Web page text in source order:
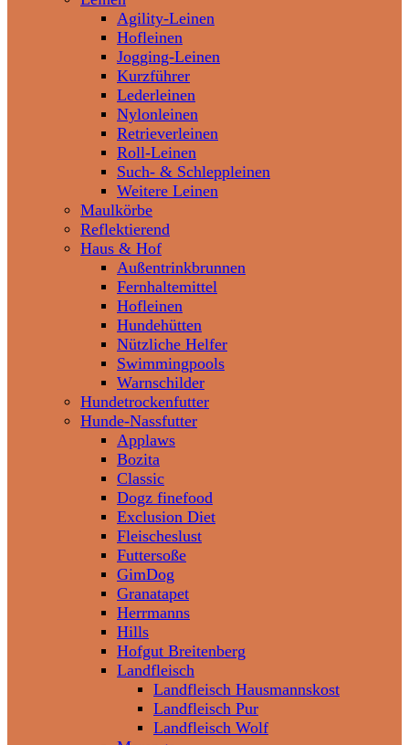
Agility-Leinen
Hofleinen
Jogging-Leinen
Kurzführer
Lederleinen
Nylonleinen
Retrieverleinen
Roll-Leinen
Such- & Schleppleinen
Weitere Leinen
Maulkörbe
Reflektierend
Haus & Hof
Außentrinkbrunnen
Fernhaltemittel
Hofleinen
Hundehütten
Nützliche Helfer
Swimmingpools
Warnschilder
Hundetrockenfutter
Hunde-Nassfutter
Applaws
Bozita
Classic
Dogz finefood
Exclusion Diet
Fleischeslust
Futtersoße
GimDog
Granatapet
Herrmanns
Hills
Hofgut Breitenberg
Landfleisch
Landfleisch Hausmannskost
Landfleisch Pur
Landfleisch Wolf